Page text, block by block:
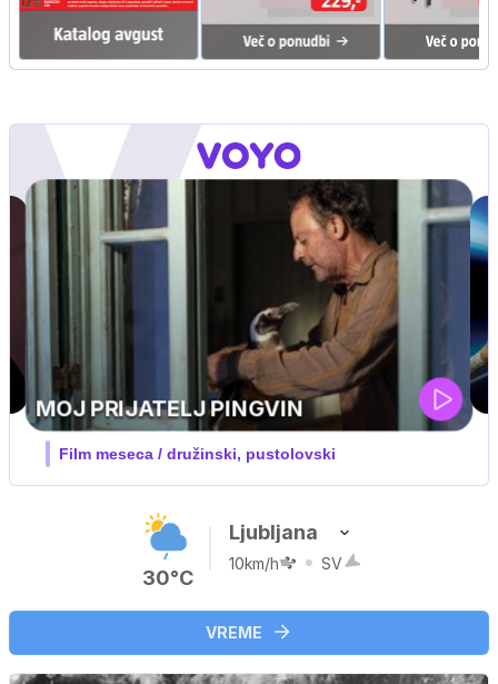
UEFA SUPERPOKAL
V živo na VOYO: sreda ob 20.30
30°C
Ljubljana
10km/h SV
VREME